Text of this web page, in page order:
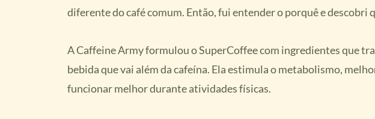
diferente do café comum. Então, fui entender o porquê e descobri
A Caffeine Army formulou o SuperCoffee com ingredientes que
bebida que vai além da cafeína. Ela estimula o metabolismo,
funcionar melhor durante atividades físicas.